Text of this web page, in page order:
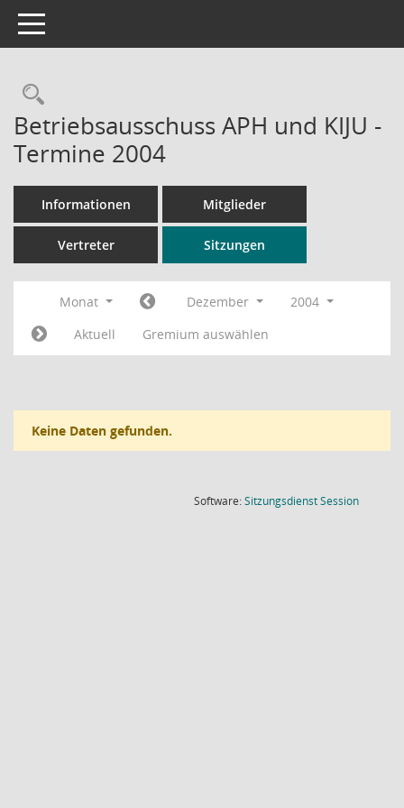
Toggle navigation
Rechercheauswahl
Betriebsausschuss APH und KIJU -
Termine 2004
Informationen Mitglieder
Vertreter Sitzungen
Monat Dezember
2004
Aktuell
Gremium auswählen
Keine Daten gefunden.
Software:SitzungsdienstSession(Wird in